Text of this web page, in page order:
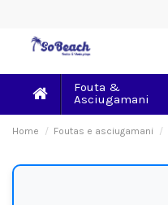
Fouta &
Asciugamani
Home Foutas e asciugamani